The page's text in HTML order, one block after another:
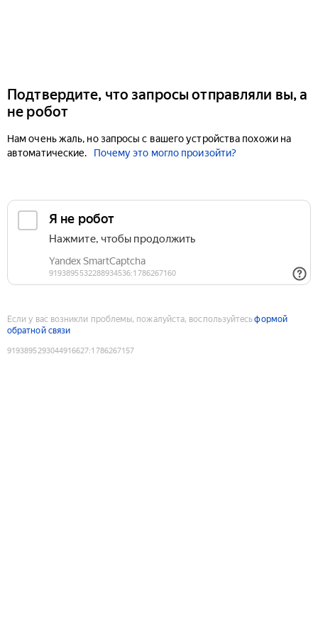
Подтвердите, что запросы отправляли вы, а
не робот
Нам очень жаль, но запросы с вашего устройства похожи на
автоматические.
Почему это могло произойти?
Если у вас возникли проблемы, пожалуйста, воспользуйтесьформой
обратной связи
9193895293044916627:1786267157